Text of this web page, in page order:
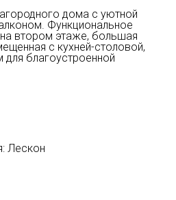
дома с уютной
Функциональное
втором этаже, большая
с кухней-столовой,
для благоустроенной
Лескон